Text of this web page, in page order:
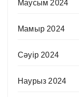
Маусым 2024
Мамыр 2024
Сәуір 2024
Наурыз 2024